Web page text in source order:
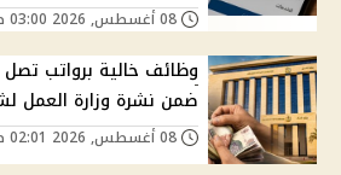
ضمن نشرة وزارة العمل